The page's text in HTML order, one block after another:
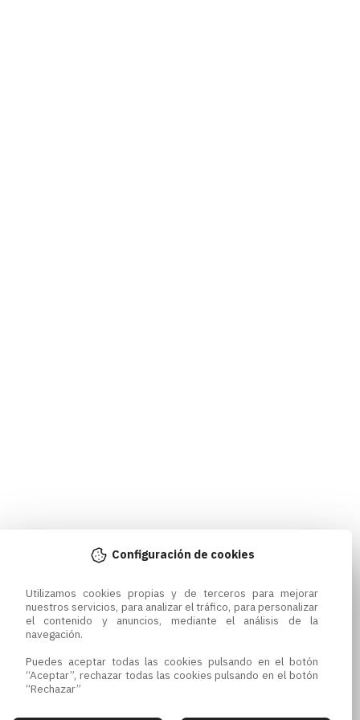
Configuración de cookies
Utilizamos cookies propias y de terceros para mejorar
nuestros servicios, para analizar el tráfico, para personalizar
el contenido y anuncios, mediante el análisis de la
navegación.
Puedes aceptar todas las cookies pulsando en el botón
“Aceptar”, rechazar todas las cookies pulsando en el botón
“Rechazar”